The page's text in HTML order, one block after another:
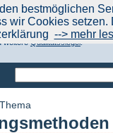
Nachrichten|
weitereQualitätssiegel.
bestmöglichen
wir Cookies
--> mehr